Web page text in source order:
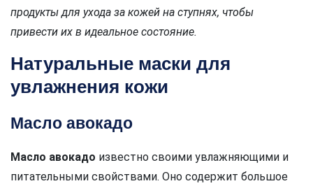
продукты для ухода за кожей на ступнях, чтобы
привести их в идеальное состояние.
Натуральные маски для
увлажнения кожи
Масло авокадо
Масло авокадо известно своими увлажняющими и
питательными свойствами. Оно содержит большое